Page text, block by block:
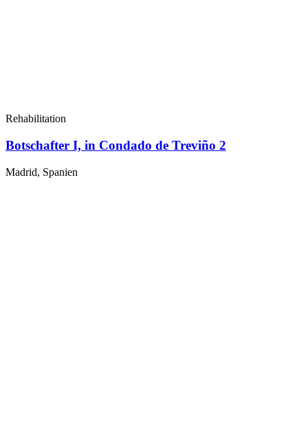
Rehabilitation
Botschafter I, in Condado de Treviño 2
Madrid, Spanien